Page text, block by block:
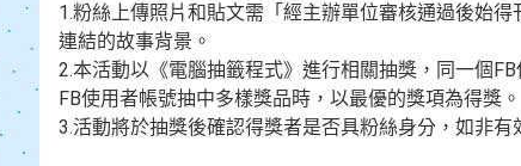
1.粉絲上傳照片和貼文需「經主辦單位審核通過後始
連結的故事背景。
2.本活動以《電腦抽籤程式》進行相關抽獎，同一個
FB使用者帳號抽中多樣獎品時，以最優的獎項為得獎。
3.活動將於抽獎後確認得獎者是否具粉絲身分，如非有